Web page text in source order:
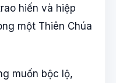
hiến và hiệp
một Thiên Chúa
muốn bộc lộ,